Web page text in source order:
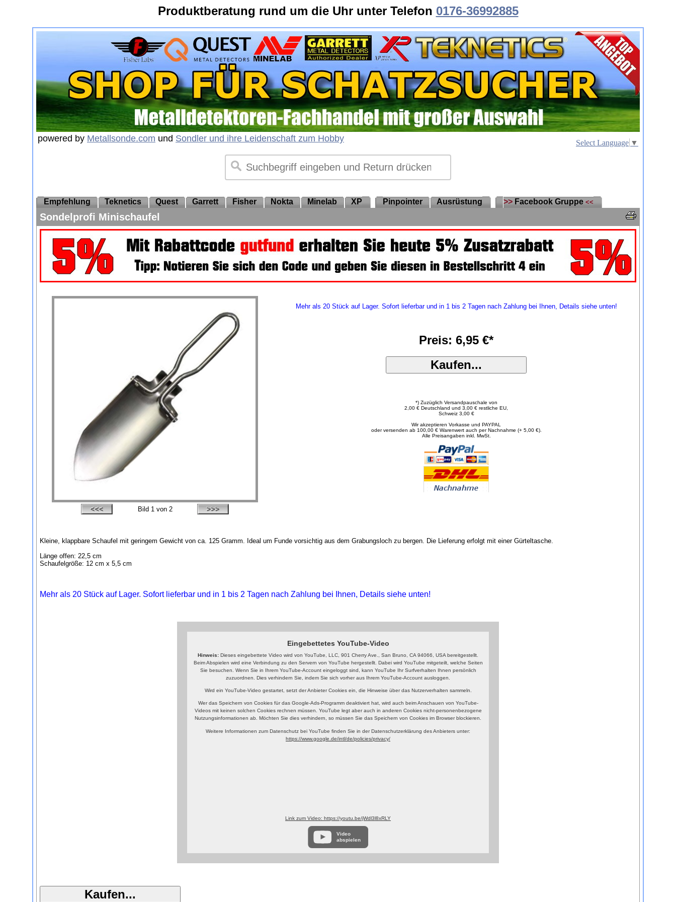
Produktberatung rund um die Uhr unter Telefon 0176-36992885
powered by Metallsonde.com und Sondler und ihre Leidenschaft zum Hobby Select Language ▼
Empfehlung Teknetics Quest Garrett Fisher Nokta Minelab XP Pinpointer Ausrüstung >> Facebook Gruppe <<
Sondelprofi Minischaufel
Bild 1von 2
Mehr als 20 Stück auf Lager. Sofort lieferbar und in 1 bis 2 Tagen nach Zahlung bei Ihnen, Details siehe unten!
Preis: 6,95 €*
*) Zuzüglich Versandpauschale von
2,00 € Deutschland und 3,00 € restliche EU,
Schweiz 3,00 €
Wir akzeptieren Vorkasse und PAYPAL
oder versenden ab 100,00 € Warenwert auch per Nachnahme (+ 5,00 €).
Alle Preisangaben inkl. MwSt.
Kleine, klappbare Schaufel mit geringem Gewicht von ca. 125 Gramm. Ideal um Funde vorsichtig aus dem Grabungsloch zu bergen. Die Lieferung erfolgt mit einer Gürteltasche.
Länge offen: 22,5 cm
Schaufelgröße: 12 cm x 5,5 cm
Mehr als 20 Stück auf Lager. Sofort lieferbar und in 1 bis 2 Tagen nach Zahlung bei Ihnen, Details siehe unten!
Eingebettetes YouTube-Video
Hinweis: Dieses eingebettete Video wird von YouTube, LLC, 901 Cherry Ave., San Bruno, CA 94066, USA bereitgestellt.
Beim Abspielen wird eine Verbindung zu den Servern von YouTube hergestellt. Dabei wird YouTube mitgeteilt, welche Seiten
Sie besuchen. Wenn Sie in Ihrem YouTube-Account eingeloggt sind, kann YouTube Ihr Surfverhalten Ihnen persönlich
zuzuordnen. Dies verhindern Sie, indem Sie sich vorher aus Ihrem YouTube-Account ausloggen.
Wird ein YouTube-Video gestartet, setzt der Anbieter Cookies ein, die Hinweise über das Nutzerverhalten sammeln.
Wer das Speichern von Cookies für das Google-Ads-Programm deaktiviert hat, wird auch beim Anschauen von YouTube-
Videos mit keinen solchen Cookies rechnen müssen. YouTube legt aber auch in anderen Cookies nicht-personenbezogene
Nutzungsinformationen ab. Möchten Sie dies verhindern, so müssen Sie das Speichern von Cookies im Browser blockieren.
Weitere Informationen zum Datenschutz bei YouTube finden Sie in der Datenschutzerklärung des Anbieters unter:
https://www.google.de/intl/de/policies/privacy/
Link zum Video: https://youtu.be/jWdl3l8xRLY
Video
abspielen